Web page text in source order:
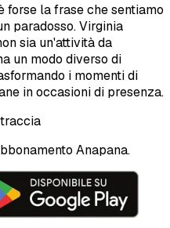
forse la frase che sentiamo
paradosso. Virginia
sia un'attività da
un modo diverso di
i momenti di
in occasioni di presenza.
Anapana.